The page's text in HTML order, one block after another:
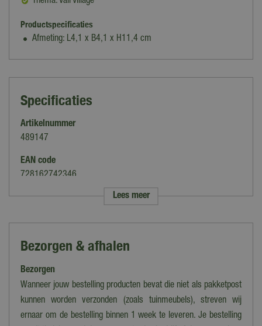
Productspecificaties
Afmeting: L4,1 x B4,1 x H11,4 cm
Specificaties
Artikelnummer
489147
EAN code
728162742346
Merk
Landschap accessoires
Thema
Vail Village
Lees meer
Bezorgen & afhalen
Bezorgen
Wanneer jouw bestelling producten bevat die niet als pakketpost
kunnen worden verzonden (zoals tuinmeubels), streven wij
ernaar om de bestelling binnen 1 week te leveren. Je bestelling